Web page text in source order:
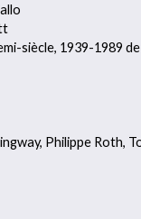
siècle, 1939-1989
Philippe Roth,